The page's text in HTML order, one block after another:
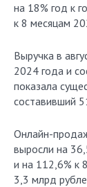
на 18% год к
к 8 месяцам
Выручка в
2024 года и
показала
составивший
Онлайн-
выросли на
и на 112,6% к
3,3 млрд